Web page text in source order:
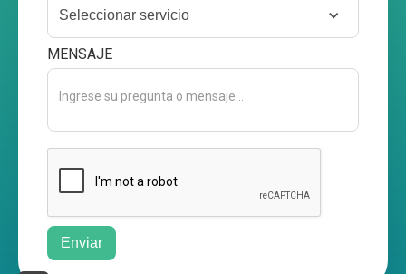
Seleccionar servicio
MENSAJE